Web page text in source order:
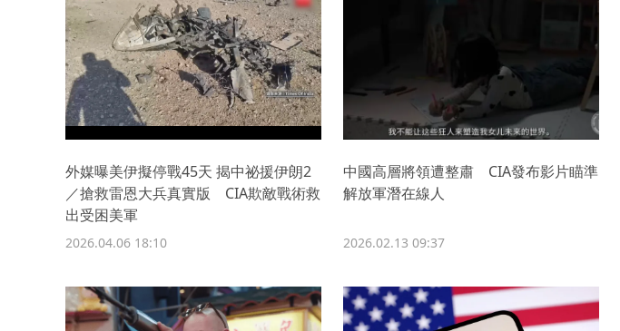
外媒曝美伊擬停戰45天 揭中祕援伊朗2
／搶救雷恩大兵真實版 CIA欺敵戰術救
出受困美軍
2026.04.06 18:10
中國高層將領遭整肅 CIA發布影片瞄準
解放軍潛在線人
2026.02.13 09:37